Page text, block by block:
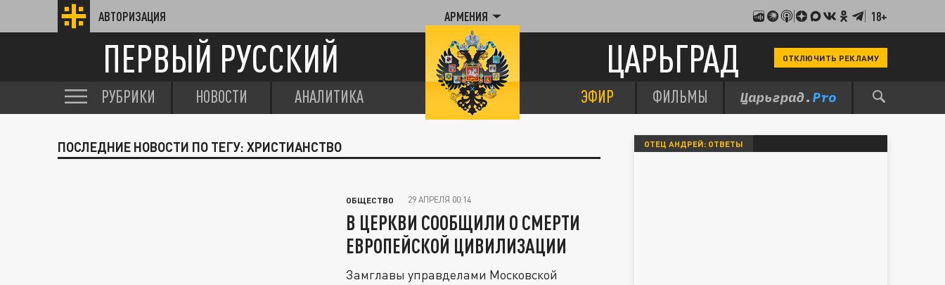
АВТОРИЗАЦИЯ АРМЕНИЯ 18+
ПЕРВЫЙ РУССКИЙ ЦАРЬГРАД ОТКЛЮЧИТЬ РЕКЛАМУ
РУБРИКИ НОВОСТИ АНАЛИТИКА ЭФИР ФИЛЬМЫ
ПОСЛЕДНИЕ НОВОСТИ ПО ТЕГУ: ХРИСТИАНСТВО
ОБЩЕСТВО 29 АПРЕЛЯ 00:14
В ЦЕРКВИ СООБЩИЛИ О СМЕРТИ
ЕВРОПЕЙСКОЙ ЦИВИЛИЗАЦИИ
Замглавы управделами Московской
ОТЕЦ АНДРЕЙ: ОТВЕТЫ